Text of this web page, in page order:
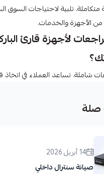
متكاملة. تلبية لاحتياجات
الأجهزة والخدمات.
لأجهزة قارئ
شاملة. تساعد العملاء في اتخاذ
صلة
14 أبريل 2026
صيانة سنترال داخلي